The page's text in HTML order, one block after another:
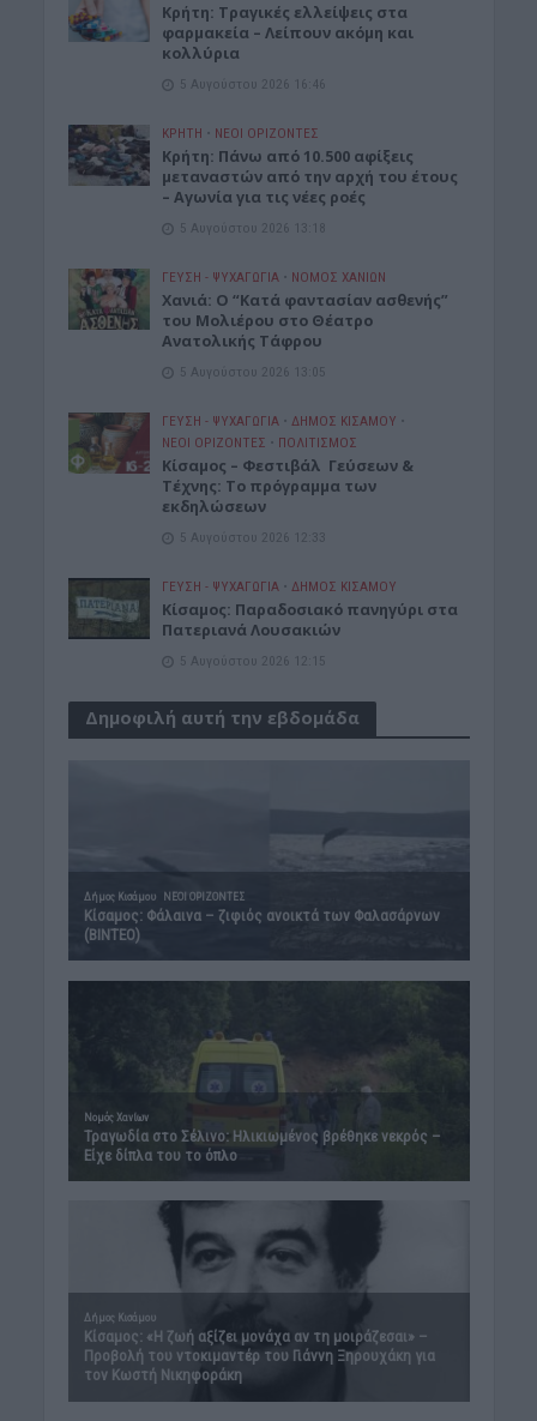
Κρήτη: Τραγικές ελλείψεις στα
φαρμακεία – Λείπουν ακόμη και
κολλύρια
5 Αυγούστου 2026 16:46
ΚΡΗΤΗ • ΝΕΟΙ ΟΡΙΖΟΝΤΕΣ
Κρήτη: Πάνω από 10.500 αφίξεις
μεταναστών από την αρχή του έτους
– Αγωνία για τις νέες ροές
5 Αυγούστου 2026 13:18
ΓΕΎΣΗ - ΨΥΧΑΓΩΓΊΑ • ΝΟΜΌΣ ΧΑΝΊΩΝ
Χανιά: Ο “Κατά φαντασίαν ασθενής”
του Μολιέρου στο Θέατρο
Ανατολικής Τάφρου
5 Αυγούστου 2026 13:05
ΓΕΎΣΗ - ΨΥΧΑΓΩΓΊΑ • ΔΉΜΟΣ ΚΙΣΆΜΟΥ •
ΝΕΟΙ ΟΡΙΖΟΝΤΕΣ • ΠΟΛΙΤΙΣΜΟΣ
Κίσαμος – Φεστιβάλ Γεύσεων &
Τέχνης: Το πρόγραμμα των
εκδηλώσεων
5 Αυγούστου 2026 12:33
ΓΕΎΣΗ - ΨΥΧΑΓΩΓΊΑ • ΔΉΜΟΣ ΚΙΣΆΜΟΥ
Κίσαμος: Παραδοσιακό πανηγύρι στα
Πατεριανά Λουσακιών
5 Αυγούστου 2026 12:15
Δημοφιλή αυτή την εβδομάδα